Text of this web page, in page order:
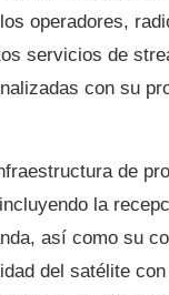
operadores,
servicios de
con su
de
la
así como su
del satélite